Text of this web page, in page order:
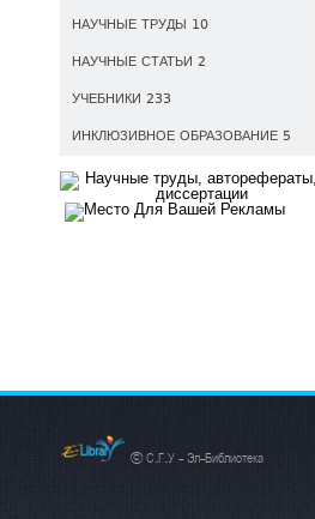
НАУЧНЫЕ ТРУДЫ 10
НАУЧНЫЕ СТАТЬИ 2
УЧЕБНИКИ 233
ИНКЛЮЗИВНОЕ ОБРАЗОВАНИЕ 5
© С.Г.У - Эл-Библиотека